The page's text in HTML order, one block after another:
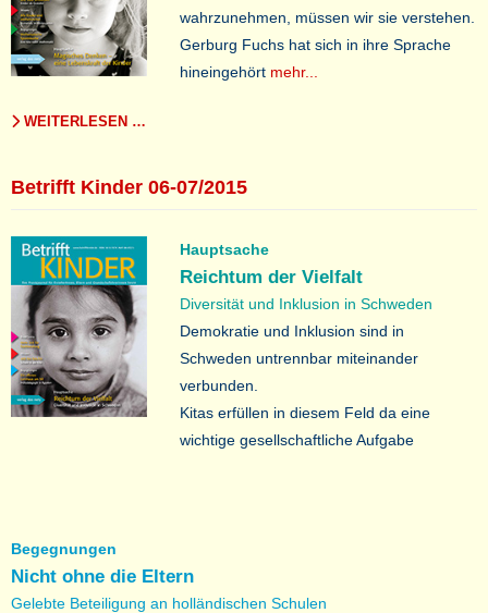
wahrzunehmen, müssen wir sie verstehen.
Gerburg Fuchs hat sich in ihre Sprache
hineingehört mehr...
WEITERLESEN …
Betrifft Kinder 06-07/2015
Hauptsache
Reichtum der Vielfalt
Diversität und Inklusion in Schweden
Demokratie und Inklusion sind in
Schweden untrennbar miteinander
verbunden.
Kitas erfüllen in diesem Feld da eine
wichtige gesellschaftliche Aufgabe
Begegnungen
Nicht ohne die Eltern
Gelebte Beteiligung an holländischen Schulen